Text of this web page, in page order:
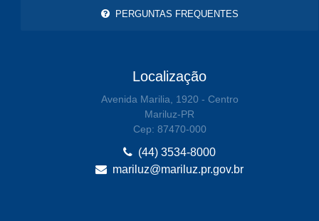
PERGUNTAS FREQUENTES
Localização
Avenida Marilia, 1920 - Centro
Mariluz-PR
Cep: 87470-000
(44) 3534-8000
mariluz@mariluz.pr.gov.br